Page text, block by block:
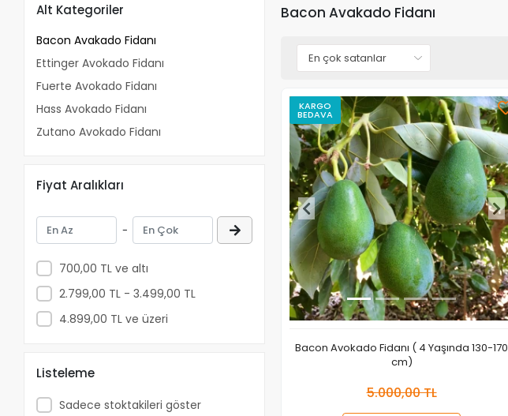
Alt Kategoriler
Bacon Avakado Fidanı
Ettinger Avokado Fidanı
Fuerte Avokado Fidanı
Hass Avokado Fidanı
Zutano Avokado Fidanı
Fiyat Aralıkları
-
700,00 TL ve altı
2.799,00 TL - 3.499,00 TL
4.899,00 TL ve üzeri
Listeleme
Sadece stoktakileri göster
Bacon Avakado Fidanı
KARGO
BEDAVA
Bacon Avokado Fidanı ( 4 Yaşında 130-170
cm)
5.000,00 TL